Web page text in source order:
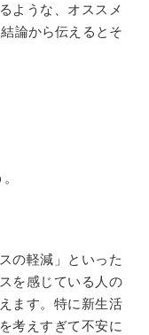
ような、オススメ
論から伝えるとそ
の軽減」といった
を感じている人の
ます。特に新生活
考えすぎて不安に